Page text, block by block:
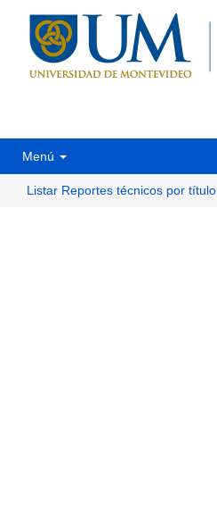
Menú
Listar Reportes técnicos por título